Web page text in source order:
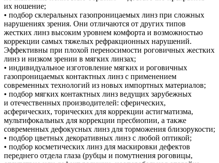
их ношение;
• подбор склеральных газопроницаемых линз при сложных
нарушениях зрения. Они отличаются от других типов
жестких линз высоким уровнем комфорта и возможностью
коррекции самых тяжелых рефракционных нарушений.
Эффективны при плохой переносимости роговичных жестких
линз и низком зрении в мягких линзах;
• индивидуальное изготовление мягких и роговичных
газопроницаемых контактных линз с применением
современных технологий из новых импортных материалов;
• подбор мягких контактных линз ведущих зарубежных
и отечественных производителей: сферических,
асферических, торических для коррекции астигматизма,
мультифокальных для коррекции пресбиопии, а также
современных дефокусных линз для торможения близорукости;
• подбор цветных декоративных линз с любой оптикой;
• подбор косметических линз для маскировки дефектов
переднего отдела глаза (рубцы и помутнения роговицы,